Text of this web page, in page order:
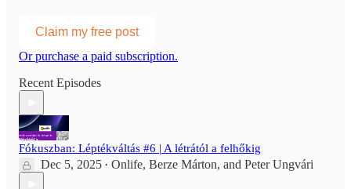
Claim my free post
Or purchase a paid subscription.
Recent Episodes
Fókuszban: Léptékváltás #6 | A létrától a felhőkig
Dec 5, 2025 • Onlife, Berze Márton, and Peter Ungvári